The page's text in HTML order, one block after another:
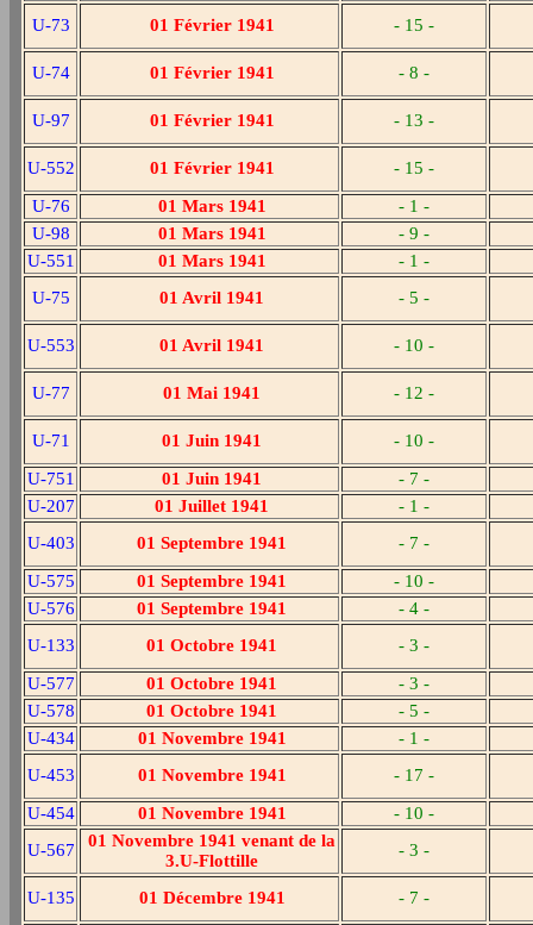
U-73
01 Février 1941 - 15 -
U-74 01 Février 1941 - 8 -
U-97 01 Février 1941 - 13 -
U-552 01 Février 1941
- 15 -
U-76
01 Mars 1941
- 1 -
U-98
01 Mars 1941
- 9 -
U-551
01 Mars 1941
- 1 -
U-75
01 Avril 1941 - 5 -
U-553 01 Avril 1941 - 10 -
U-77 01 Mai 1941 - 12 -
U-71 01 Juin 1941
- 10 -
U-751
01 Juin 1941
- 7 -
U-207
01 Juillet 1941
- 1 -
U-403
01 Septembre 1941
- 7 -
U-575
01 Septembre 1941
- 10 -
U-576
01 Septembre 1941
- 4 -
U-133
01 Octobre 1941
- 3 -
U-577
01 Octobre 1941
- 3 -
U-578
01 Octobre 1941
- 5 -
U-434
01 Novembre 1941
- 1 -
U-453
01 Novembre 1941
- 17 -
U-454
01 Novembre 1941
- 10 -
U-567
01 Novembre 1941 venant de la
3.U-Flottille
- 3 -
U-135 01 Décembre 1941
- 7 -